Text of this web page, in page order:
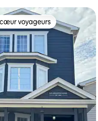
voyageurs les plus
voyageurs